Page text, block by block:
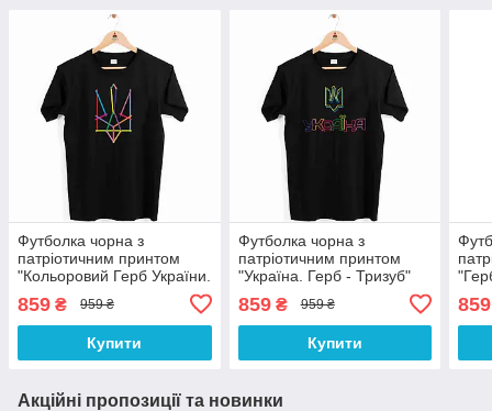
Футболка чорна з
патріотичним принтом
"Кольоровий Герб України.
859 ₴ 959 ₴
Купити
Футболка чорна з
патріотичним принтом
"Україна. Герб - Тризуб"
859₴ 959 ₴
Купити
859
Акційні пропозиції та новинки